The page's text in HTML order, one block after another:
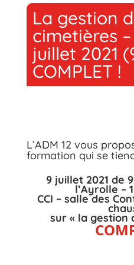
La gestion
cimetières
juillet 2021
COMPLET !
L’ADM 12 vous
formation qui se
9 juillet 2021 de
l’Ayrolle –
CCI – salle des
sur « la gestion